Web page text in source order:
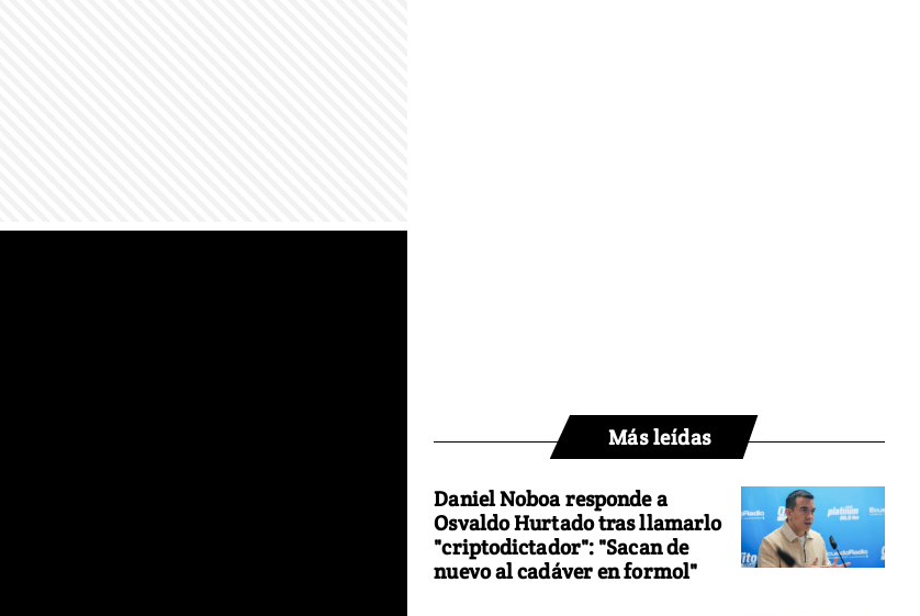
Más leídas
Daniel Noboa responde a
Osvaldo Hurtado tras llamarlo
"criptodictador": "Sacan de
nuevo al cadáver en formol"